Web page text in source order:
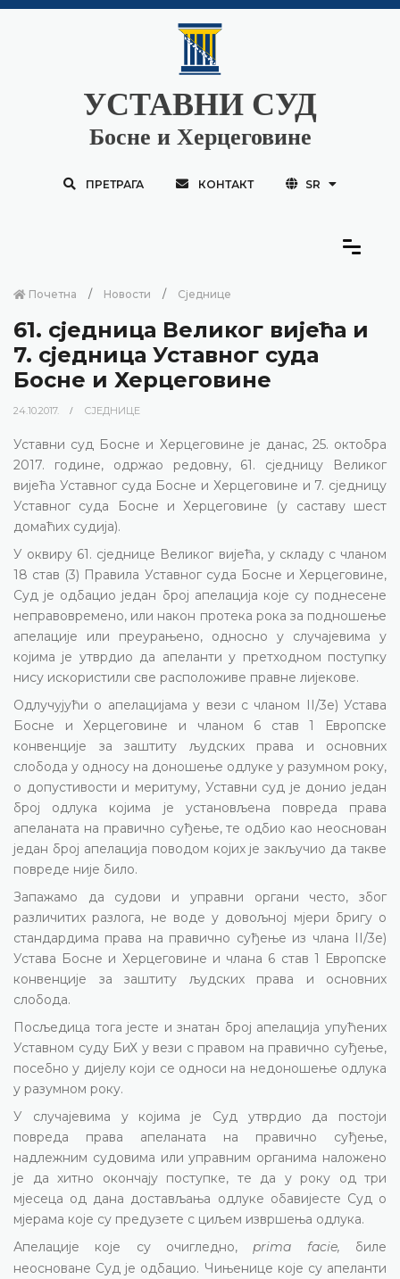
УСТАВНИ СУД
Босне и Херцеговине
ПРЕТРАГА КОНТАКТ SR
Почетна Новости Сједнице
61. сједница Великог вијећа и
7. сједница Уставног суда
Босне и Херцеговине
24.10.2017. СЈЕДНИЦЕ
Уставни суд Босне и Херцеговине је данас, 25. октобра
2017. године, одржао редовну, 61. сједницу Великог
вијећа Уставног суда Босне и Херцеговине и 7. сједницу
Уставног суда Босне и Херцеговине (у саставу шест
домаћих судија).
У оквиру 61. сједнице Великог вијећа, у складу с чланом
18 став (3) Правила Уставног суда Босне и Херцеговине,
Суд је одбацио један број апелација које су поднесене
неправовремено, или након протека рока за подношење
апелације или преурањено, односно у случајевима у
којима је утврдио да апеланти у претходном поступку
нису искористили све расположиве правне лијекове.
Одлучујући о апелацијама у вези с чланом II/3е) Устава
Босне и Херцеговине и чланом 6 став 1 Европске
конвенције за заштиту људских права и основних
слобода у односу на доношење одлуке у разумном року,
о допустивости и меритуму, Уставни суд је донио један
број одлука којима је установљена повреда права
апеланата на правично суђење,те одбио као неоснован
један број апелација поводом којих је закључио да такве
повреде није било.
Запажамо да судови и управни органи често, због
различитих разлога, не воде у довољној мјери бригу о
стандардима права на правично суђење из члана II/3е)
Устава Босне и Херцеговине и члана 6 став 1 Европске
конвенције за заштиту људских права и основних
слобода.
Посљедица тога јесте и знатан број апелација упућених
Уставном суду БиХ у вези с правом на правично суђење,
посебно у дијелу који се односи на недоношење одлука
у разумном року.
У случајевима у којима је Суд утврдио да постоји
повреда права апеланата на правично суђење,
надлежним судовима или управним органима наложено
је да хитно окончају поступке, те да у року од три
мјесеца од дана достављања одлуке обавијесте Суд о
мјерама које су предузете с циљем извршења одлука.
Апелације које су очигледно,prima facie, биле
неосноване Суд је одбацио. Чињенице које су апеланти